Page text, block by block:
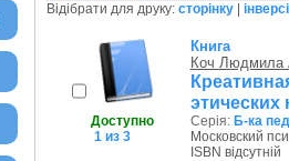
Відібрати для друку: сторінку|
Доступно
1 из 3
Книга
Коч Людмила
Серія: Б-ка
Московский
ISBN відсутній